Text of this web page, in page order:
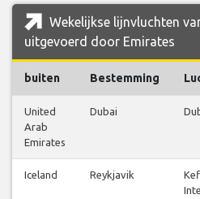
Wekelijkse lijnvluchten
uitgevoerd door Emirates
buiten Bestemming
United
Arab
Emirates
Dubai
Iceland Reykjavik